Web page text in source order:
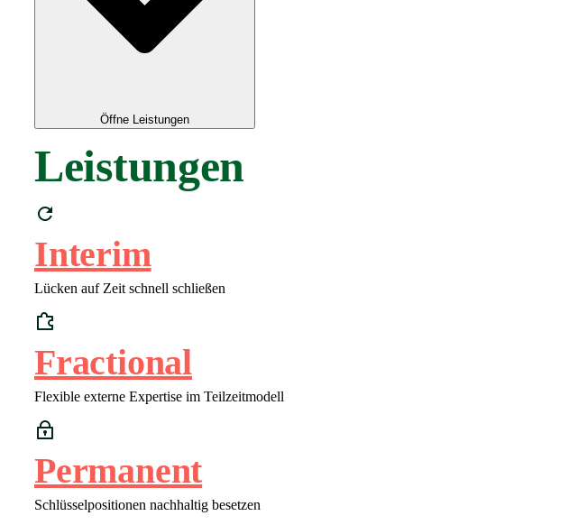
Öffne Leistungen
Leistungen
Interim
Lücken auf Zeit schnell schließen
Fractional
Flexible externe Expertise im Teilzeitmodell
Permanent
Schlüsselpositionen nachhaltig besetzen